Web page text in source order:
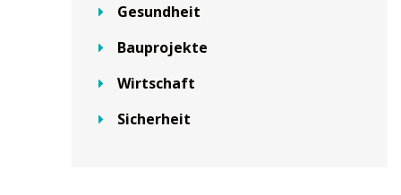
Gesundheit
Bauprojekte
Wirtschaft
Sicherheit